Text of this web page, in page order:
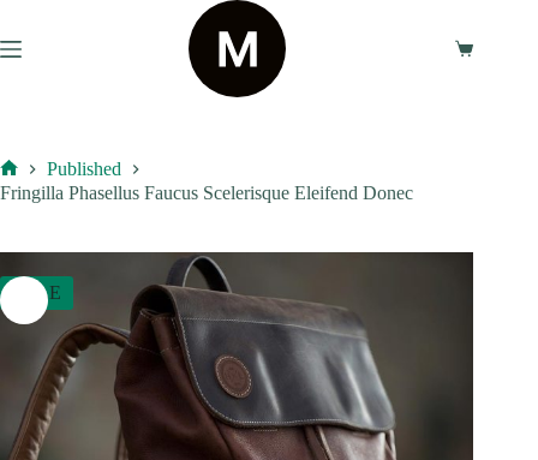
content
Shopping
Home
Published
Fringilla Phasellus Faucus Scelerisque Eleifend Donec
SALE